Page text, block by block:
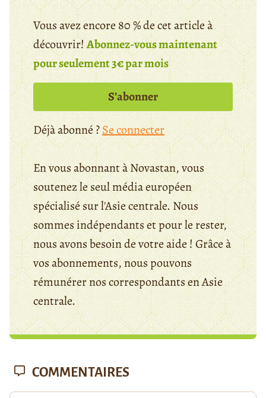
Vous avez encore 80 % de cet article à
découvrir!Abonnez-vous maintenant
pour seulement 3€ par mois
S’abonner
Déjà abonné ?Se connecter
En vous abonnant à Novastan, vous
soutenez le seul média européen
spécialisé sur l'Asie centrale. Nous
sommes indépendants et pour le rester,
nous avons besoin de votre aide ! Grâce à
vos abonnements, nous pouvons
rémunérer nos correspondants en Asie
centrale.
COMMENTAIRES